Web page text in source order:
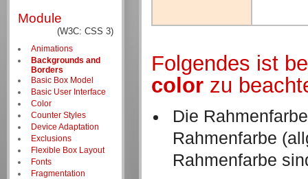
Folgendes ist
color zu
Die
Rahmenfarbe
Rahmenfarbe
Module
(W3C: CSS 3)
Animations
Backgrounds and
Borders
Basic Box Model
Basic User Interface
Color
Counter Styles
Device Adaptation
Exclusions
Flexible Box Layout
Fonts
Fragmentation